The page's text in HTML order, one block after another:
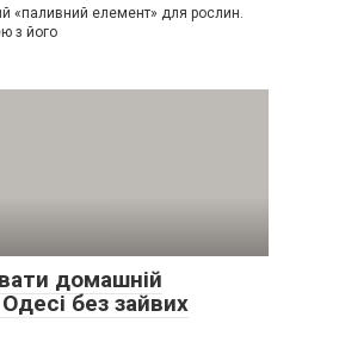
«паливний елемент» для рослин.
з його
домашній
без зайвих